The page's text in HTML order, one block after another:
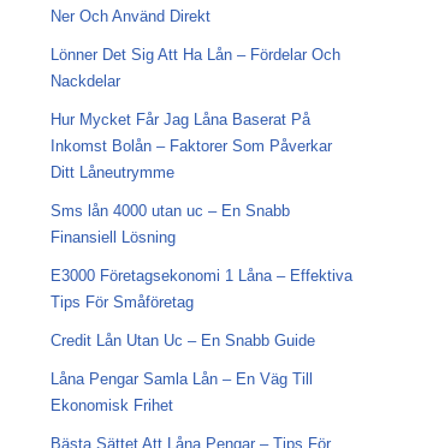
Ner Och Använd Direkt
Lönner Det Sig Att Ha Lån – Fördelar Och
Nackdelar
Hur Mycket Får Jag Låna Baserat På
Inkomst Bolån – Faktorer Som Påverkar
Ditt Låneutrymme
Sms lån 4000 utan uc – En Snabb
Finansiell Lösning
E3000 Företagsekonomi 1 Låna – Effektiva
Tips För Småföretag
Credit Lån Utan Uc – En Snabb Guide
Låna Pengar Samla Lån – En Väg Till
Ekonomisk Frihet
Bästa Sättet Att Låna Pengar – Tips För